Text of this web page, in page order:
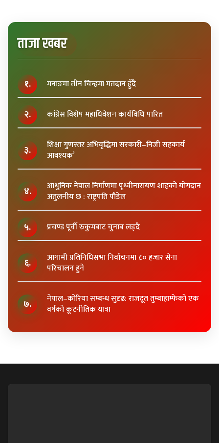
ताजा खबर
१. मनाङमा तीन चिन्हमा मतदान हुँदै
२. कांग्रेस विशेष महाधिवेशन कार्यविधि पारित
३.
शिक्षा गुणस्तर अभिवृद्धिमा सरकारी–निजी सहकार्य
आवश्यक’
४.
आधुनिक नेपाल निर्माणमा पृथ्वीनारायण शाहकाे याेगदान
अतुलनीय छ : राष्ट्रपति पाैडेल
५. प्रचण्ड पूर्वी रुकुमबाट चुनाब लड्दै
६.
आगामी प्रतिनिधिसभा निर्वाचनमा ८० हजार सेना
परिचालन हुने
७.
नेपाल–कोरिया सम्बन्ध सुदृढ: राजदूत तुम्बाहाम्फेको एक
वर्षको कूटनीतिक यात्रा